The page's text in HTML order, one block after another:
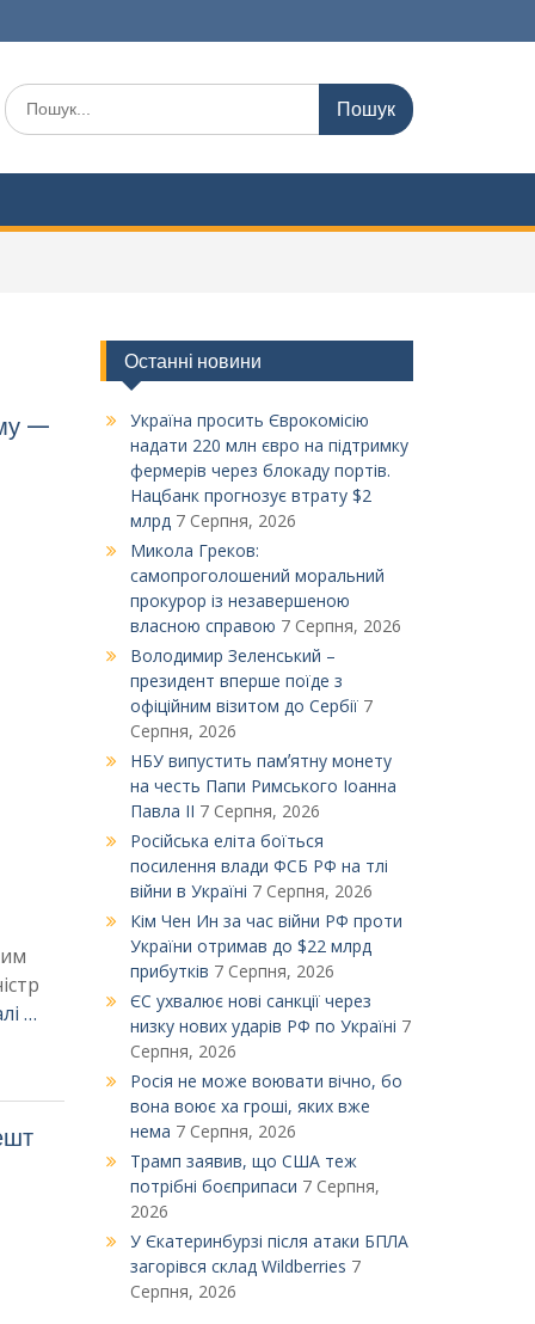
Шукати:
—
…
Останні новини
Україна просить Єврокомісію
надати 220 млн євро на підтримку
фермерів через блокаду портів.
Нацбанк прогнозує втрату $2
млрд 7 Серпня, 2026
Микола Греков:
самопроголошений моральний
прокурор із незавершеною
власною справою 7 Серпня, 2026
Володимир Зеленський –
президент вперше поїде з
офіційним візитом до Сербії 7
Серпня, 2026
НБУ випустить памʼятну монету
на честь Папи Римського Іоанна
Павла ІІ 7 Серпня, 2026
Російська еліта боїться
посилення влади ФСБ РФ на тлі
війни в Україні 7 Серпня, 2026
Кім Чен Ин за час війни РФ проти
України отримав до $22 млрд
прибутків 7 Серпня, 2026
ЄС ухвалює нові санкції через
низку нових ударів РФ по Україні 7
Серпня, 2026
Росія не може воювати вічно, бо
вона воює ха гроші, яких вже
нема 7 Серпня, 2026
Трамп заявив, що США теж
потрібні боєприпаси 7 Серпня,
2026
У Єкатеринбурзі після атаки БПЛА
загорівся склад Wildberries 7
Серпня, 2026